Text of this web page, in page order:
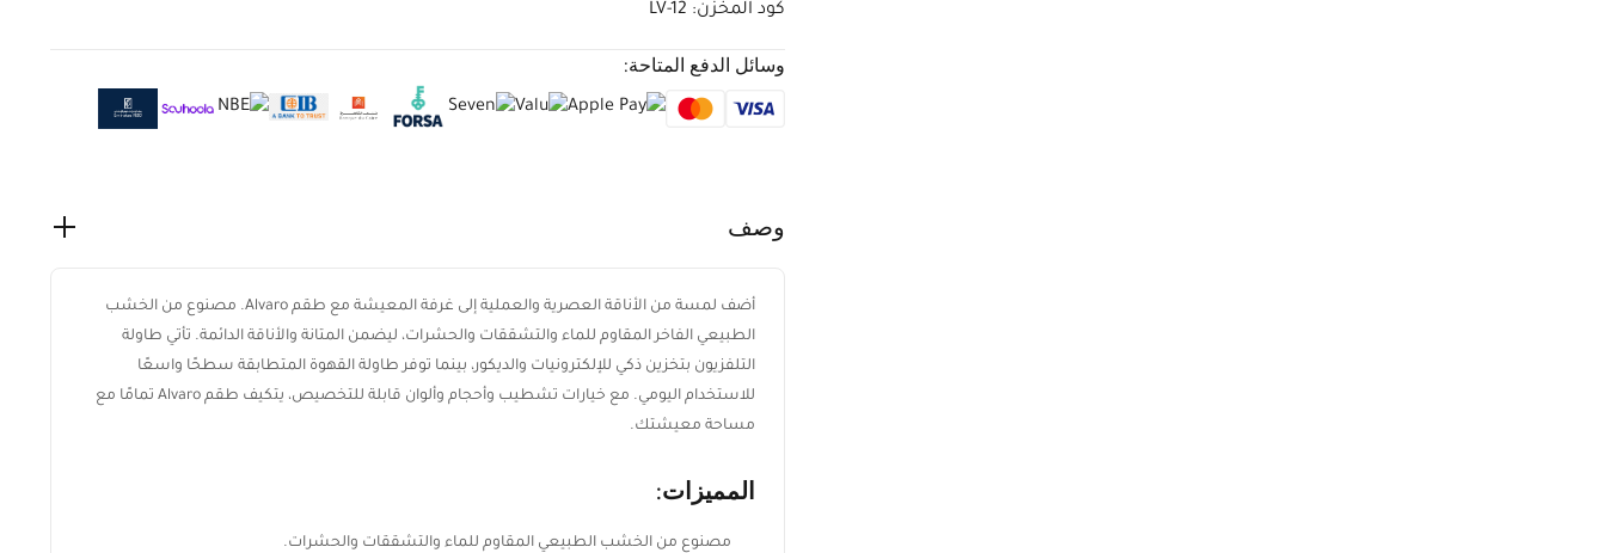
كود المخزن: LV-12
وسائل الدفع المتاحة:
وصف
أضف لمسة من الأناقة العصرية والعملية إلى غرفة المعيشة مع طقم Alvaro. مصنوع من الخشب
الطبيعي الفاخر المقاوم للماء والتشققات والحشرات، ليضمن المتانة والأناقة الدائمة. تأتي طاولة
التلفزيون بتخزين ذكي للإلكترونيات والديكور، بينما توفر طاولة القهوة المتطابقة سطحًا واسعًا
للاستخدام اليومي. مع خيارات تشطيب وأحجام وألوان قابلة للتخصيص، يتكيف طقم Alvaro تمامًا مع
مساحة معيشتك.
المميزات:
مصنوع من الخشب الطبيعي المقاوم للماء والتشققات والحشرات.